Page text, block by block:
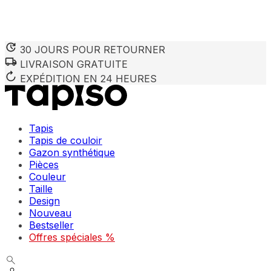
30 JOURS POUR RETOURNER
LIVRAISON GRATUITE
EXPÉDITION EN 24 HEURES
Tapis
Tapis de couloir
Gazon synthétique
Pièces
Couleur
Taille
Design
Nouveau
Bestseller
Offres spéciales %
Nous utilisons des cookies pour personnaliser le contenu
partenaires peuvent combiner ces informations avec
utilisation de leurs services.
Les cookies indispensables sont cruciaux pour les
Les cookies liés aux préférences permettent au site de
comme votre langue préférée ou la région dans laquelle